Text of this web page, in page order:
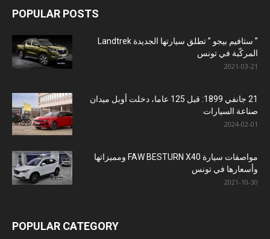
POPULAR POSTS
” ستافيم بيجو ” تطلق سيارتها الجديدة Landtrek
المركّبة في تونس
2021-03-21
21 جانفي 1899: قبل 125 عاما، دخلت أوبل ميدان
صناعة السيارات
2024-02-01
مواصفات سيارة FAW BESTURN X40 ومميزاتها
وأسعارها في تونس
2021-10-30
POPULAR CATEGORY